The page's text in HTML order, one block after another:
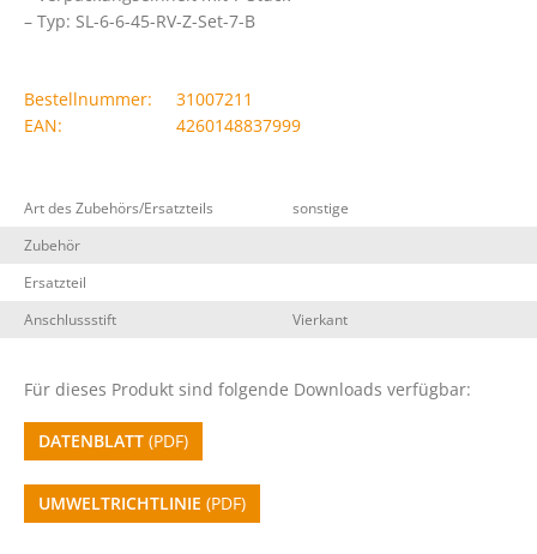
– Typ: SL-6-6-45-RV-Z-Set-7-B
Bestellnummer:
31007211
EAN:
4260148837999
Art des Zubehörs/Ersatzteils
sonstige
Zubehör
Ersatzteil
Anschlussstift
Vierkant
Für dieses Produkt sind folgende Downloads verfügbar:
DATENBLATT (PDF)
UMWELTRICHTLINIE (PDF)